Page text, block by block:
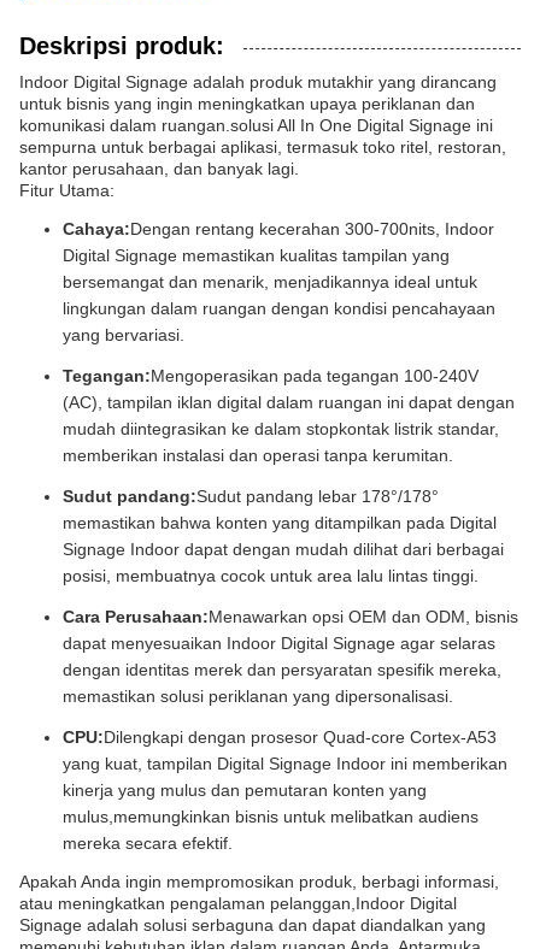
Deskripsi produk:
Indoor Digital Signage adalah produk mutakhir yang dirancang
untuk bisnis yang ingin meningkatkan upaya periklanan dan
komunikasi dalam ruangan.solusi All In One Digital Signage ini
sempurna untuk berbagai aplikasi, termasuk toko ritel, restoran,
kantor perusahaan, dan banyak lagi.
Fitur Utama:
Cahaya:Dengan rentang kecerahan 300-700nits, Indoor
Digital Signage memastikan kualitas tampilan yang
bersemangat dan menarik, menjadikannya ideal untuk
lingkungan dalam ruangan dengan kondisi pencahayaan
yang bervariasi.
Tegangan:Mengoperasikan pada tegangan 100-240V
(AC), tampilan iklan digital dalam ruangan ini dapat dengan
mudah diintegrasikan ke dalam stopkontak listrik standar,
memberikan instalasi dan operasi tanpa kerumitan.
Sudut pandang:Sudut pandang lebar 178°/178°
memastikan bahwa konten yang ditampilkan pada Digital
Signage Indoor dapat dengan mudah dilihat dari berbagai
posisi, membuatnya cocok untuk area lalu lintas tinggi.
Cara Perusahaan:Menawarkan opsi OEM dan ODM, bisnis
dapat menyesuaikan Indoor Digital Signage agar selaras
dengan identitas merek dan persyaratan spesifik mereka,
memastikan solusi periklanan yang dipersonalisasi.
CPU:Dilengkapi dengan prosesor Quad-core Cortex-A53
yang kuat, tampilan Digital Signage Indoor ini memberikan
kinerja yang mulus dan pemutaran konten yang
mulus,memungkinkan bisnis untuk melibatkan audiens
mereka secara efektif.
Apakah Anda ingin mempromosikan produk, berbagi informasi,
atau meningkatkan pengalaman pelanggan,Indoor Digital
Signage adalah solusi serbaguna dan dapat diandalkan yang